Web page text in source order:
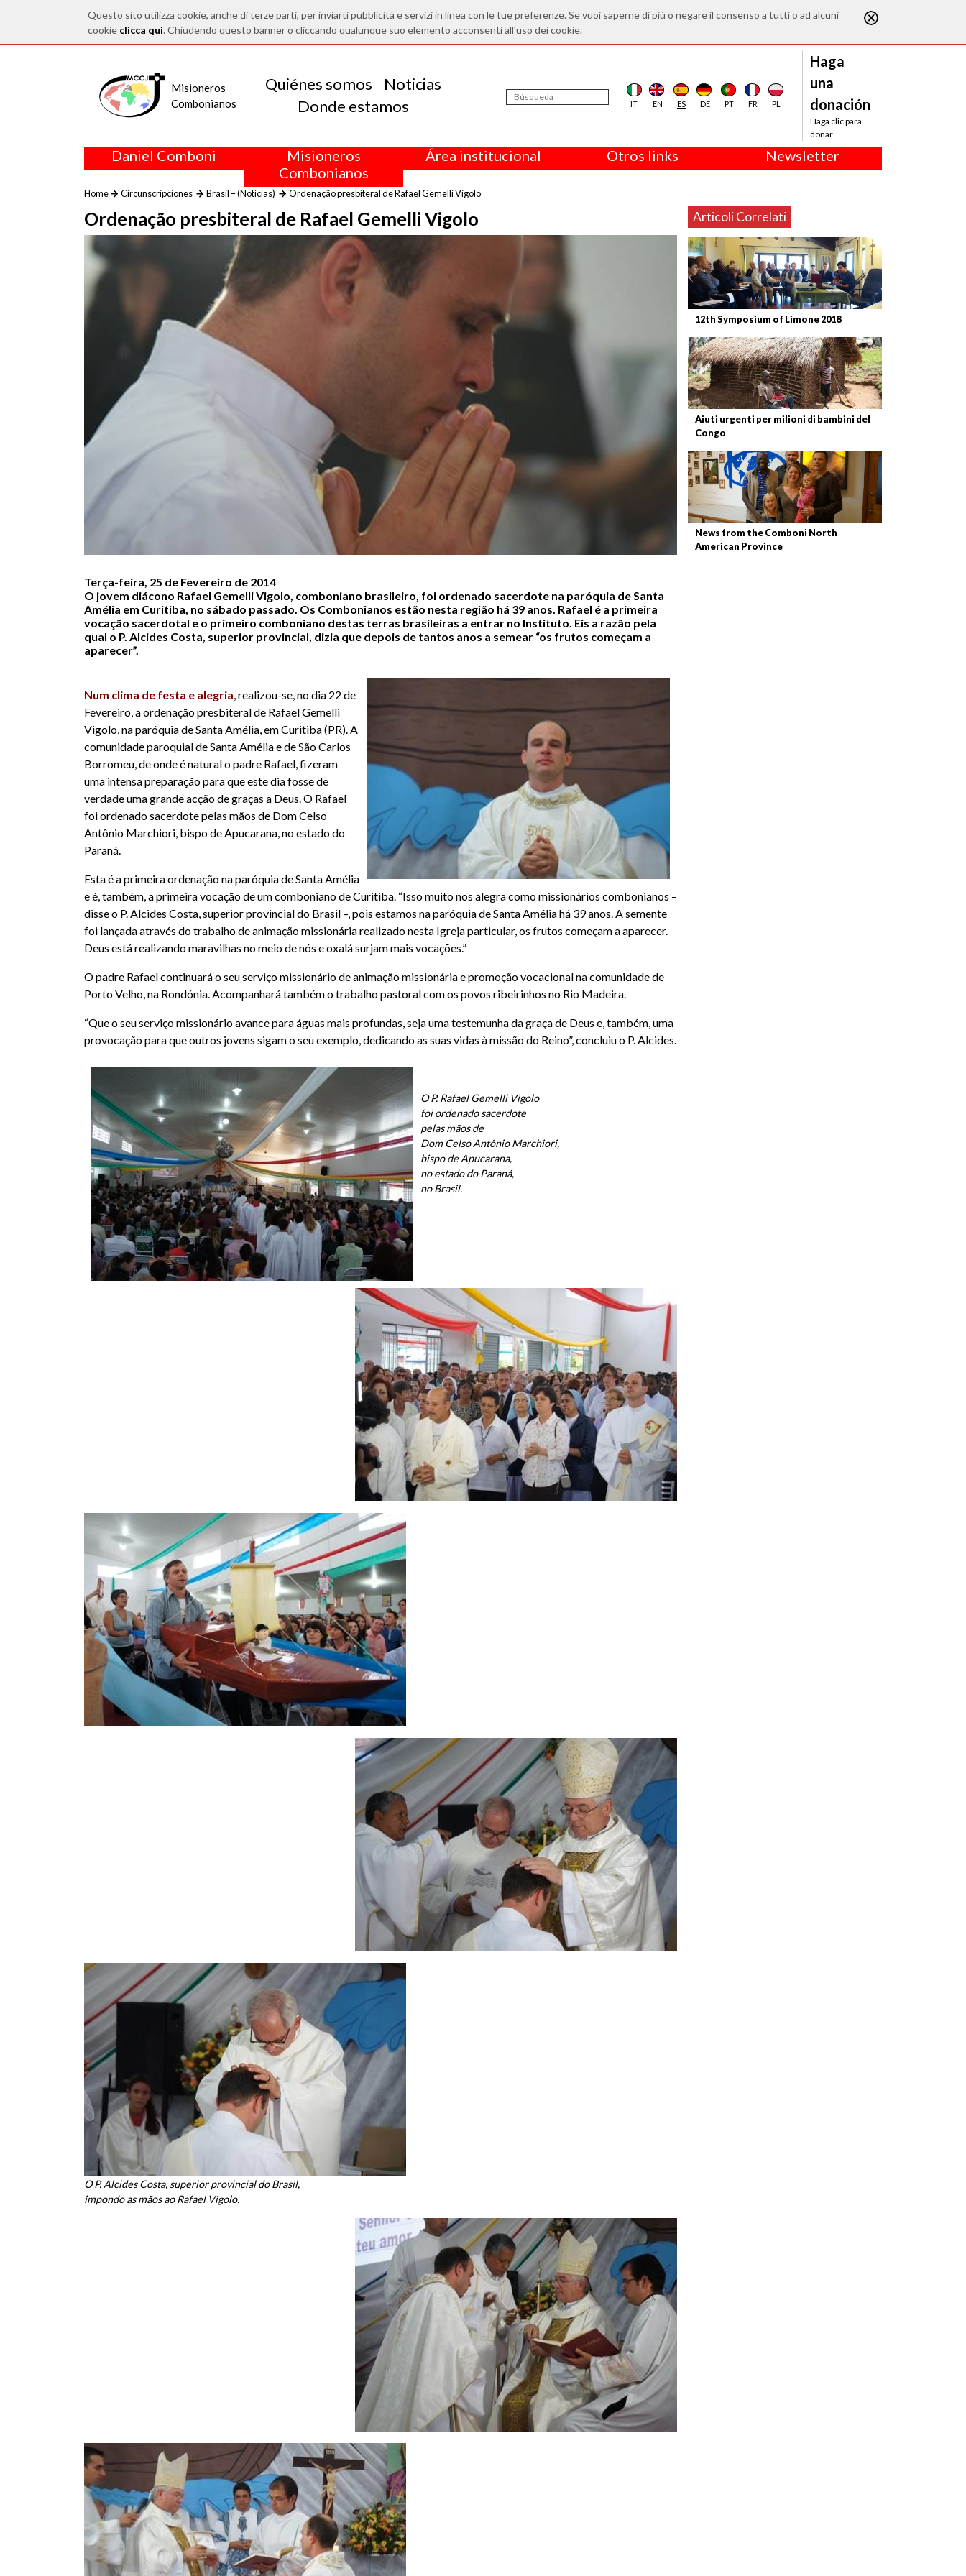
Questo sito utilizza cookie, anche di terze parti, per inviarti pubblicità e servizi in linea con le tue preferenze. Se vuoi saperne di più o negare il consenso a tutti o ad alcuni
cookie clicca qui. Chiudendo questo banner o cliccando qualunque suo elemento acconsenti all'uso dei cookie.
Misioneros
Combonianos
Quiénes somos
Noticias
Donde estamos
IT EN ES DE PT FR PL
Haga
una
donación
Haga clic para
donar
Daniel Comboni
Misioneros
Combonianos
Área institucional Otros links Newsletter
Home Circunscripciones Brasil – (Notícias) Ordenação presbiteral de Rafael Gemelli Vigolo
Ordenação presbiteral de Rafael Gemelli Vigolo Articoli Correlati
12th Symposium of Limone 2018
Aiuti urgenti per milioni di bambini del
Congo
News from the Comboni North
American Province
Terça-feira, 25 de Fevereiro de 2014
O jovem diácono Rafael Gemelli Vigolo, comboniano brasileiro, foi ordenado sacerdote na paróquia de Santa
Amélia em Curitiba, no sábado passado. Os Combonianos estão nesta região há 39 anos. Rafael é a primeira
vocação sacerdotal e o primeiro comboniano destas terras brasileiras a entrar no Instituto. Eis a razão pela
qual o P. Alcides Costa, superior provincial, dizia que depois de tantos anos a semear “os frutos começam a
aparecer”.
Num clima de festa e alegria, realizou-se, no dia 22 de
Fevereiro, a ordenação presbiteral de Rafael Gemelli
Vigolo, na paróquia de Santa Amélia, em Curitiba (PR). A
comunidade paroquial de Santa Amélia e de São Carlos
Borromeu, de onde é natural o padre Rafael, fizeram
uma intensa preparação para que este dia fosse de
verdade uma grande acção de graças a Deus. O Rafael
foi ordenado sacerdote pelas mãos de Dom Celso
Antônio Marchiori, bispo de Apucarana, no estado do
Paraná.
Esta é a primeira ordenação na paróquia de Santa Amélia
e é, também, a primeira vocação de um comboniano de Curitiba. “Isso muito nos alegra como missionários combonianos –
disse o P. Alcides Costa, superior provincial do Brasil –, pois estamos na paróquia de Santa Amélia há 39 anos. A semente
foi lançada através do trabalho de animação missionária realizado nesta Igreja particular, os frutos começam a aparecer.
Deus está realizando maravilhas no meio de nós e oxalá surjam mais vocações.”
O padre Rafael continuará o seu serviço missionário de animação missionária e promoção vocacional na comunidade de
Porto Velho, na Rondónia. Acompanhará também o trabalho pastoral com os povos ribeirinhos no Rio Madeira.
“Que o seu serviço missionário avance para águas mais profundas, seja uma testemunha da graça de Deus e, também, uma
provocação para que outros jovens sigam o seu exemplo, dedicando as suas vidas à missão do Reino”, concluiu o P. Alcides.
O P. Rafael Gemelli Vigolo
foi ordenado sacerdote
pelas mãos de
Dom Celso Antônio Marchiori,
bispo de Apucarana,
no estado do Paraná,
no Brasil.
O P. Alcides Costa, superior provincial do Brasil,
impondo as mãos ao Rafael Vigolo.